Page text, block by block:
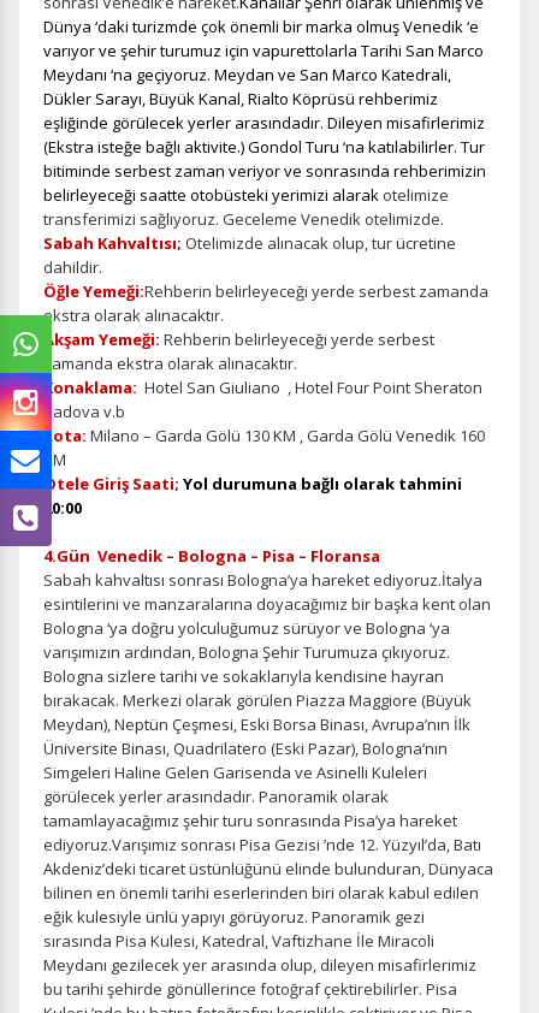
Dünya ‘daki turizmde çok önemli bir marka olmuş Venedik ‘e
varıyor ve şehir turumuz için vapurettolarla Tarihi San Marco
Meydanı ‘na geçiyoruz. Meydan ve San Marco Katedrali,
Dükler Sarayı, Büyük Kanal, Rialto Köprüsü rehberimiz
eşliğinde görülecek yerler arasındadır. Dileyen misafirlerimiz
(Ekstra isteğe bağlı aktivite.) Gondol Turu ‘na katılabilirler. Tur
bitiminde serbest zaman veriyor ve sonrasında rehberimizin
belirleyeceği saatte otobüsteki yerimizi alarak otelimize
transferimizi sağlıyoruz. Geceleme Venedik otelimizde.
Sabah Kahvaltısı; Otelimizde alınacak olup, tur ücretine
dahildir.
Öğle Yemeği:Rehberin belirleyeceği yerde serbest zamanda
ekstra olarak alınacaktır.
Akşam Yemeği: Rehberin belirleyeceği yerde serbest
zamanda ekstra olarak alınacaktır.
Konaklama: Hotel San Giuliano , Hotel Four Point Sheraton
Padova v.b
Rota: Milano – Garda Gölü 130 KM , Garda Gölü Venedik 160
KM
Otele Giriş Saati; Yol durumuna bağlı olarak tahmini
20:00
4.Gün Venedik – Bologna – Pisa – Floransa
Sabah kahvaltısı sonrası Bologna’ya hareket ediyoruz.İtalya
esintilerini ve manzaralarına doyacağımız bir başka kent olan
Bologna ‘ya doğru yolculuğumuz sürüyor ve Bologna ‘ya
varışımızın ardından, Bologna Şehir Turumuza çıkıyoruz.
Bologna sizlere tarihi ve sokaklarıyla kendisine hayran
bırakacak. Merkezi olarak görülen Piazza Maggiore (Büyük
Meydan), Neptün Çeşmesi, Eski Borsa Binası, Avrupa’nın İlk
Üniversite Binası, Quadrilatero (Eski Pazar), Bologna’nın
Simgeleri Haline Gelen Garisenda ve Asinelli Kuleleri
görülecek yerler arasındadır. Panoramik olarak
tamamlayacağımız şehir turu sonrasında Pisa’ya hareket
ediyoruz.Varışımız sonrası Pisa Gezisi ’nde 12. Yüzyıl’da, Batı
Akdeniz’deki ticaret üstünlüğünü elinde bulunduran, Dünyaca
bilinen en önemli tarihi eserlerinden biri olarak kabul edilen
eğik kulesiyle ünlü yapıyı görüyoruz. Panoramik gezi
sırasında Pisa Kulesi, Katedral, Vaftizhane İle Miracoli
Meydanı gezilecek yer arasında olup, dileyen misafirlerimiz
bu tarihi şehirde gönüllerince fotoğraf çektirebilirler. Pisa